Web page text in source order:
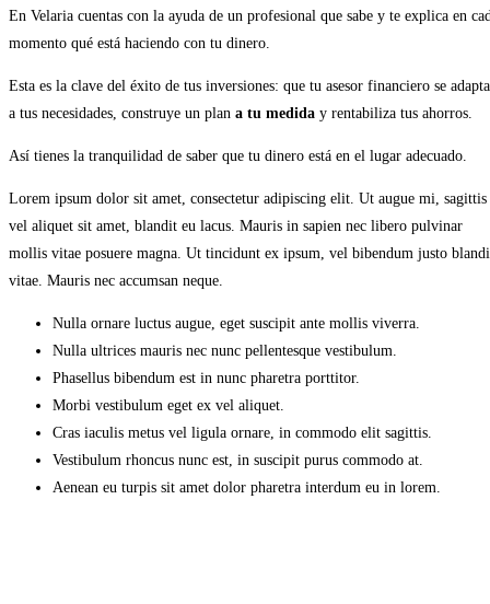
En Velaria cuentas con la ayuda de un profesional que sabe y te explica en
momento qué está haciendo con tu dinero.
Esta es la clave del éxito de tus inversiones: que tu asesor financiero se adapta
a tus necesidades, construye un plan a tu medida y rentabiliza tus ahorros.
Así tienes la tranquilidad de saber que tu dinero está en el lugar adecuado.
Lorem ipsum dolor sit amet, consectetur adipiscing elit. Ut augue mi, sagittis
vel aliquet sit amet, blandit eu lacus. Mauris in sapien nec libero pulvinar
mollis vitae posuere magna. Ut tincidunt ex ipsum, vel bibendum justo
vitae. Mauris nec accumsan neque.
Nulla ornare luctus augue, eget suscipit ante mollis viverra.
Nulla ultrices mauris nec nunc pellentesque vestibulum.
Phasellus bibendum est in nunc pharetra porttitor.
Morbi vestibulum eget ex vel aliquet.
Cras iaculis metus vel ligula ornare, in commodo elit sagittis.
Vestibulum rhoncus nunc est, in suscipit purus commodo at.
Aenean eu turpis sit amet dolor pharetra interdum eu in lorem.